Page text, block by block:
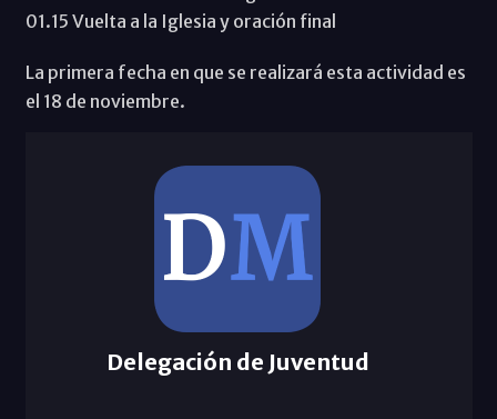
01.15 Vuelta a la Iglesia y oración final
La primera fecha en que se realizará esta actividad es
el 18 de noviembre.
Delegación de Juventud